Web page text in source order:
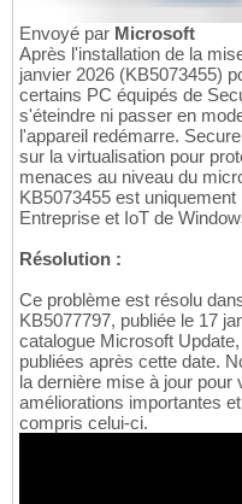
Envoyé par Microsoft
Après l'installation de la
janvier 2026 (KB5073455)
certains PC équipés de
s'éteindre ni passer en
l'appareil redémarre.
sur la virtualisation pour
menaces au niveau du
KB5073455 est
Entreprise et IoT de
Résolution :
Ce problème est résolu
KB5077797, publiée le 17
catalogue Microsoft
publiées après cette date.
la dernière mise à jour pour
améliorations importantes
compris celui-ci.